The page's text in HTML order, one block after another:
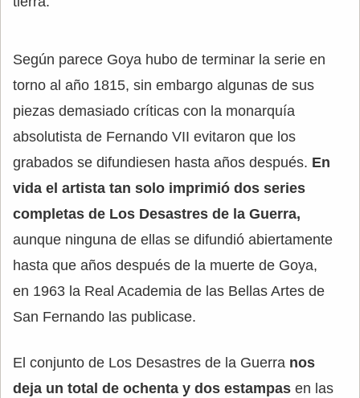
Según parece Goya hubo de terminar la serie en
torno al año 1815, sin embargo algunas de sus
piezas demasiado críticas con la monarquía
absolutista de Fernando VII evitaron que los
grabados se difundiesen hasta años después. En
vida el artista tan solo imprimió dos series
completas de Los Desastres de la Guerra,
aunque ninguna de ellas se difundió abiertamente
hasta que años después de la muerte de Goya,
en 1963 la Real Academia de las Bellas Artes de
San Fernando las publicase.
El conjunto de Los Desastres de la Guerra nos
deja un total de ochenta y dos estampas en las